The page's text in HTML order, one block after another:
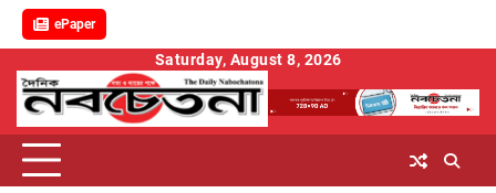
ePaper
content
Saturday, August 8, 2026